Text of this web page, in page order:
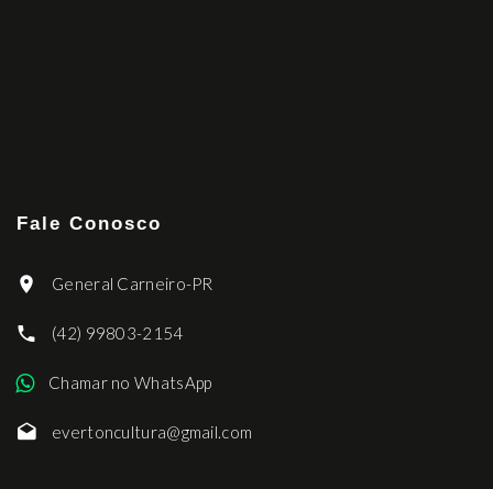
Fale Conosco
General Carneiro-PR
(42) 99803-2154
Chamar no WhatsApp
evertoncultura@gmail.com